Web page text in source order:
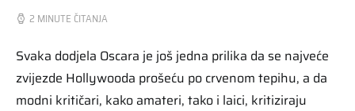
2 MINUTE ČITANJA
Svaka dodjela Oscara je još jedna prilika da se najveće
zvijezde Hollywooda prošeću po crvenom tepihu, a da
modni kritičari, kako amateri, tako i laici, kritiziraju